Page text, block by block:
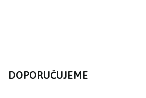
DOPORUČUJEME